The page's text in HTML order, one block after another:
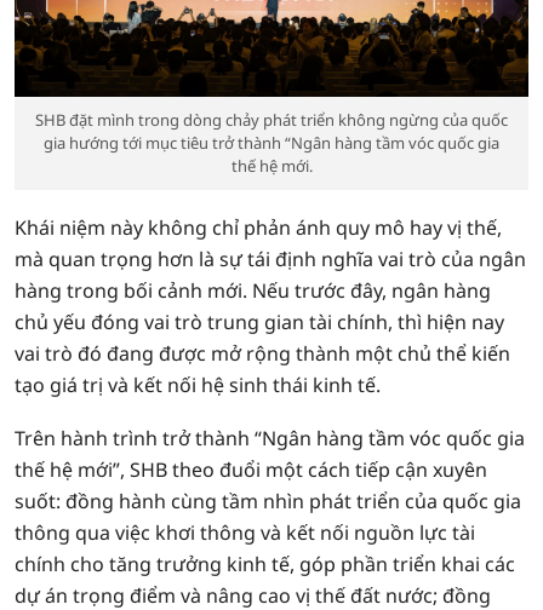
SHB đặt mình trong dòng chảy phát triển không ngừng của quốc
gia hướng tới mục tiêu trở thành “Ngân hàng tầm vóc quốc gia
thế hệ mới.
Khái niệm này không chỉ phản ánh quy mô hay vị thế,
mà quan trọng hơn là sự tái định nghĩa vai trò của ngân
hàng trong bối cảnh mới. Nếu trước đây, ngân hàng
chủ yếu đóng vai trò trung gian tài chính, thì hiện nay
vai trò đó đang được mở rộng thành một chủ thể kiến
tạo giá trị và kết nối hệ sinh thái kinh tế.
Trên hành trình trở thành “Ngân hàng tầm vóc quốc gia
thế hệ mới”, SHB theo đuổi một cách tiếp cận xuyên
suốt: đồng hành cùng tầm nhìn phát triển của quốc gia
thông qua việc khơi thông và kết nối nguồn lực tài
chính cho tăng trưởng kinh tế, góp phần triển khai các
dự án trọng điểm và nâng cao vị thế đất nước; đồng